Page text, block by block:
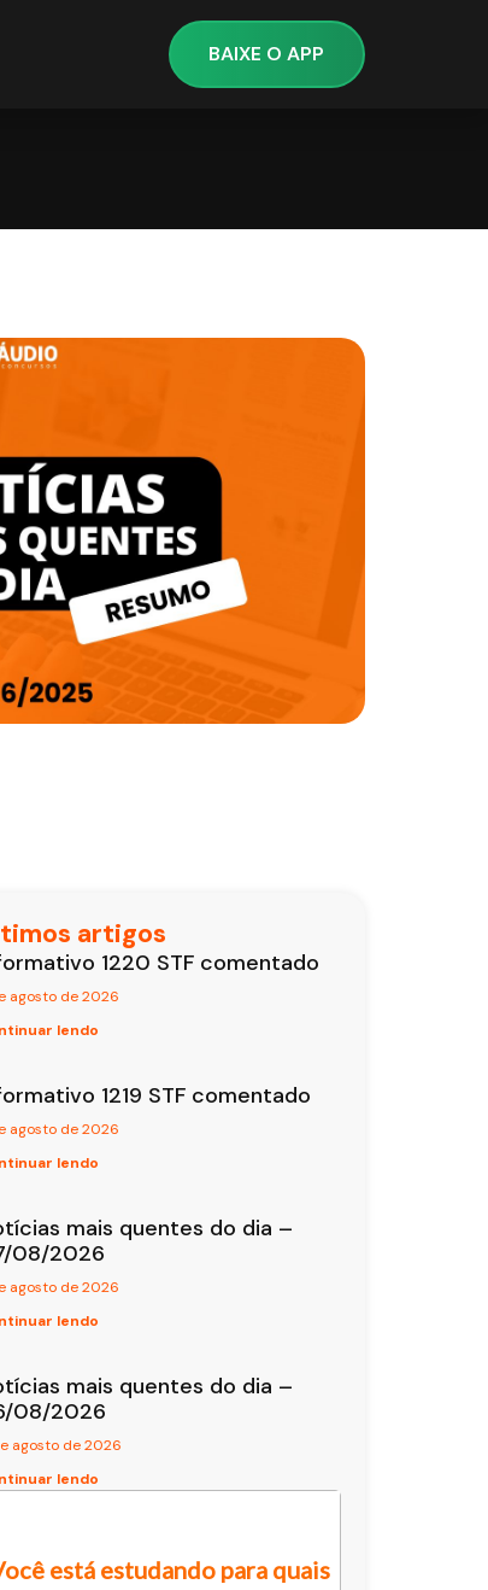
artigos
1220 STF comentado
agosto de 2026
lendo
1219 STF comentado
agosto de 2026
lendo
mais quentes do dia –
08/2026
agosto de 2026
lendo
mais quentes do dia –
08/2026
agosto de 2026
lendo
está estudando para quais
BAIXE O APP